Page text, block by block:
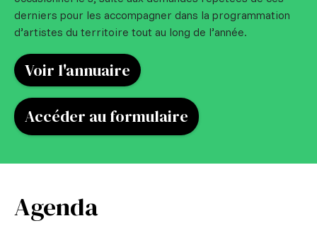
derniers pour les accompagner dans la programmation
d’artistes du territoire tout au long de l’année.
Voir l'annuaire
Accéder au formulaire
Agenda